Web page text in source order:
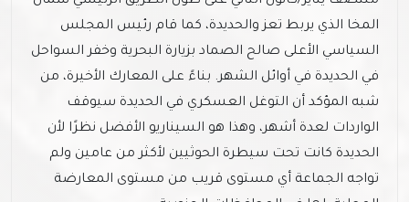
المخا الذي يربط تعز والحديدة، كما قام رئيس المجلس
السياسي الأعلى صالح الصماد بزيارة البحرية وخفر السواحل
في الحديدة في أوائل الشهر. بناءً على المعارك الأخيرة، من
شبه المؤكد أن التوغل العسكري في الحديدة سيوقف
الواردات لعدة أشهر، وهذا هو السيناريو الأفضل نظرًا لأن
الحديدة كانت تحت سيطرة الحوثيين لأكثر من عامين ولم
تواجه الجماعة أي مستوى قريب من مستوى المعارضة